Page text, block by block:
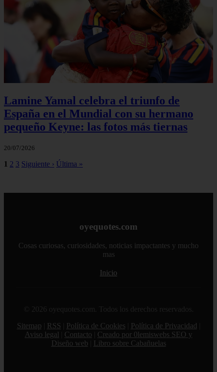
Lamine Yamal celebra el triunfo de
España en el Mundial con su hermano
pequeño Keyne: las fotos más tiernas
20/07/2026
1 2 3 Siguiente › Última »
oyequotes.com
Cosas curiosas, curiosidades, noticias impactantes y mucho
mas
Inicio
© 2026 oyequotes.com. Todos los derechos reservados.
Sitemap
RSS Política de Cookies Política de Privacidad
Aviso legal
Contacto
Creado por 0lemiswebs SEO y
Diseño web
Libro sobre Cabañuelas